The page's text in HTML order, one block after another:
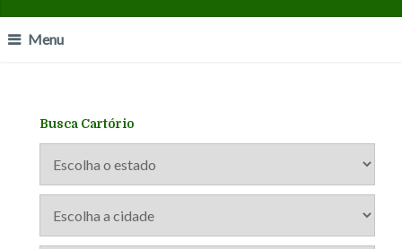
Menu
Busca Cartório